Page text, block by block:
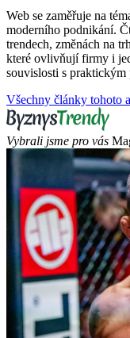
Web se zaměřuje na
moderního podnikání.
trendech, změnách na
které ovlivňují firmy i
souvislosti s praktickým
Všechny články tohoto
Vybrali jsme pro vás